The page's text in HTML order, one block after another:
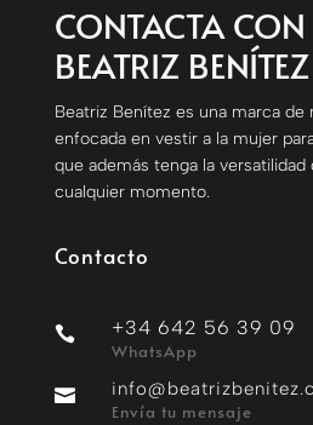
CONTACTA CON
BEATRIZ BENÍTEZ
Beatriz Benítez es una marca de
enfocada en vestir a la mujer
que además tenga la
cualquier momento.
Contacto
 +34 642 56 39 09
WhatsApp

Envía tu mensaje